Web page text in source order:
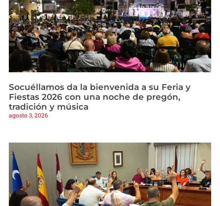
Socuéllamos da la bienvenida a su Feria y
Fiestas 2026 con una noche de pregón,
tradición y música
agosto 3, 2026